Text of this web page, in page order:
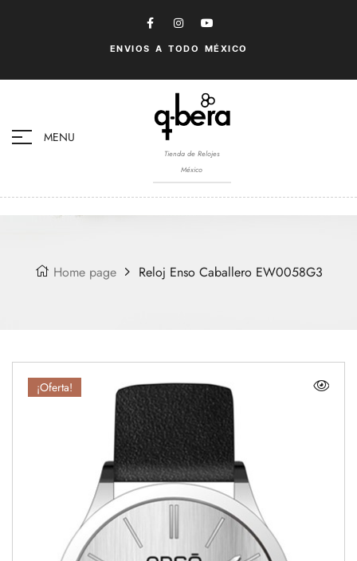
ENVIOS A TODO MÉXICO
MENU
Tienda de Relojes
México
Home page Reloj Enso Caballero EW0058G3
¡Oferta!